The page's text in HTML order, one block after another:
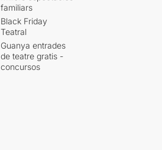
familiars
Black Friday
Teatral
Guanya entrades
de teatre gratis -
concursos